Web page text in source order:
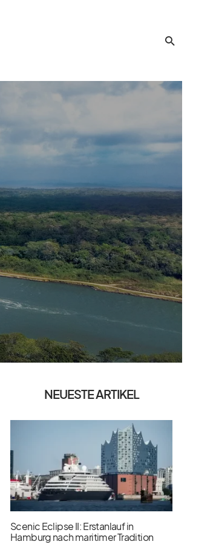
NEUESTE ARTIKEL
Scenic Eclipse II: Erstanlauf in
Hamburg nach maritimer Tradition